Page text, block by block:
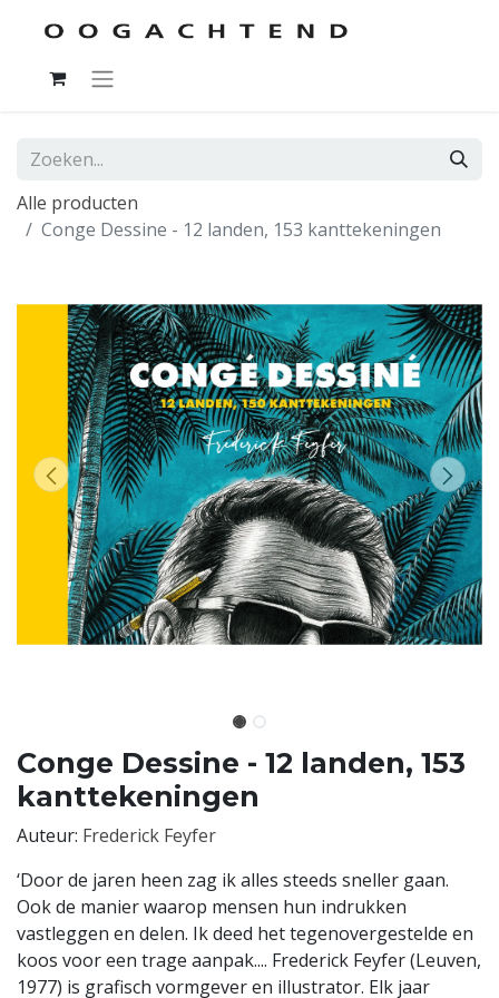
Alle producten
Conge Dessine - 12 landen, 153 kanttekeningen
Conge Dessine - 12 landen, 153
kanttekeningen
Auteur: Frederick Feyfer
‘Door de jaren heen zag ik alles steeds sneller gaan.
Ook de manier waarop mensen hun indrukken
vastleggen en delen. Ik deed het tegenovergestelde en
koos voor een trage aanpak.... Frederick Feyfer (Leuven,
1977) is grafisch vormgever en illustrator. Elk jaar